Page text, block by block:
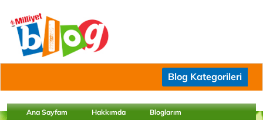
Blog Kategorileri
Ana Sayfam Hakkımda Bloglarım